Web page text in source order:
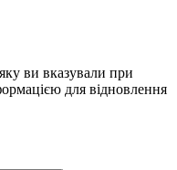
ви вказували при
для відновлення